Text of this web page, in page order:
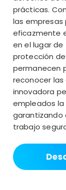
prácticas.
las empresas
eficazmente
en el lugar
protección
permanecen
reconocer las
innovadora
empleados
garantizando
trabajo